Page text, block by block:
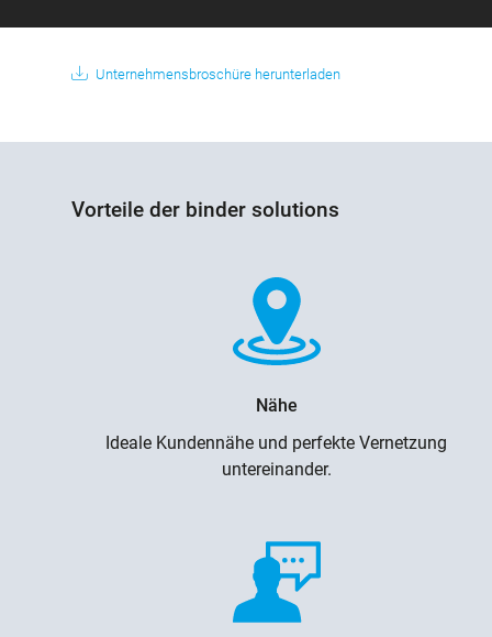
Unternehmensbroschüre herunterladen
Vorteile der binder solutions
Nähe
Ideale Kundennähe und perfekte Vernetzung
untereinander.